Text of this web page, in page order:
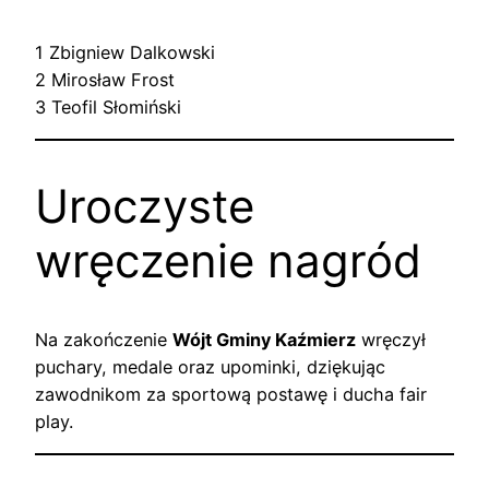
1 Zbigniew Dalkowski
2 Mirosław Frost
3 Teofil Słomiński
Uroczyste
wręczenie nagród
Na zakończenie Wójt Gminy Kaźmierz wręczył
puchary, medale oraz upominki, dziękując
zawodnikom za sportową postawę i ducha fair
play.